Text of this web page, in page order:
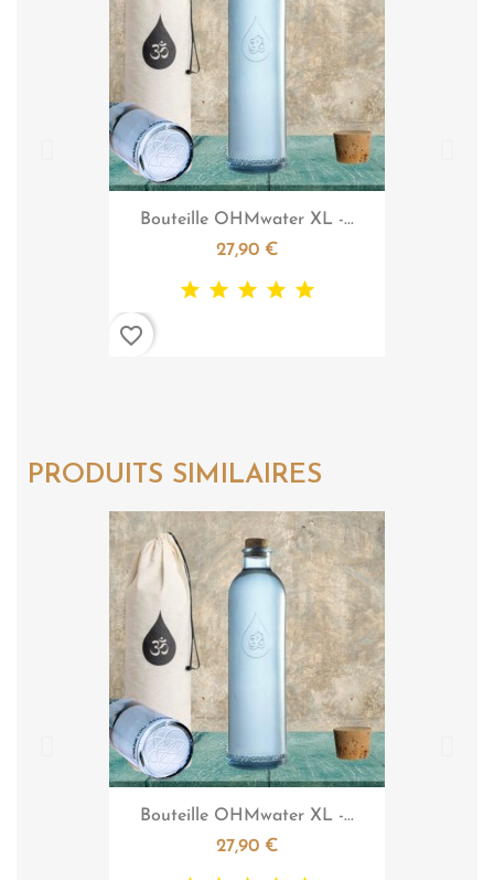
Aperçu rapide
Bouteille OHMwater XL -...
27,90 €
favorite_border
PRODUITS SIMILAIRES
Aperçu rapide
Bouteille OHMwater XL -...
27,90 €